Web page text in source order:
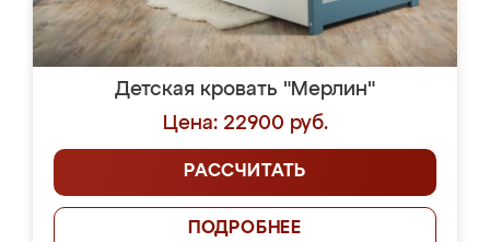
Детская кровать "Мерлин"
Цена: 22900 руб.
РАССЧИТАТЬ
ПОДРОБНЕЕ